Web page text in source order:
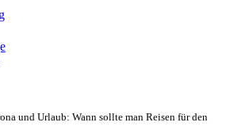
und Urlaub: Wann sollte man Reisen für den